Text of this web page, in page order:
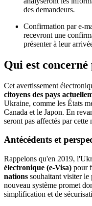
des demandeurs.
Confirmation par e-
recevront une
présenter à leur
Qui est
Cet avertissement
citoyens des pays
Ukraine, comme les États
Canada et le Japon. En
seront pas affectés par cette
Antécédents et
Rappelons qu'en 2019,
électronique (e-Visa) pour
nations souhaitant visiter le
nouveau système promet
simplification et de